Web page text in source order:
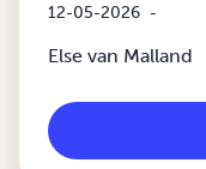
12-05-2026 -
Else van Malland